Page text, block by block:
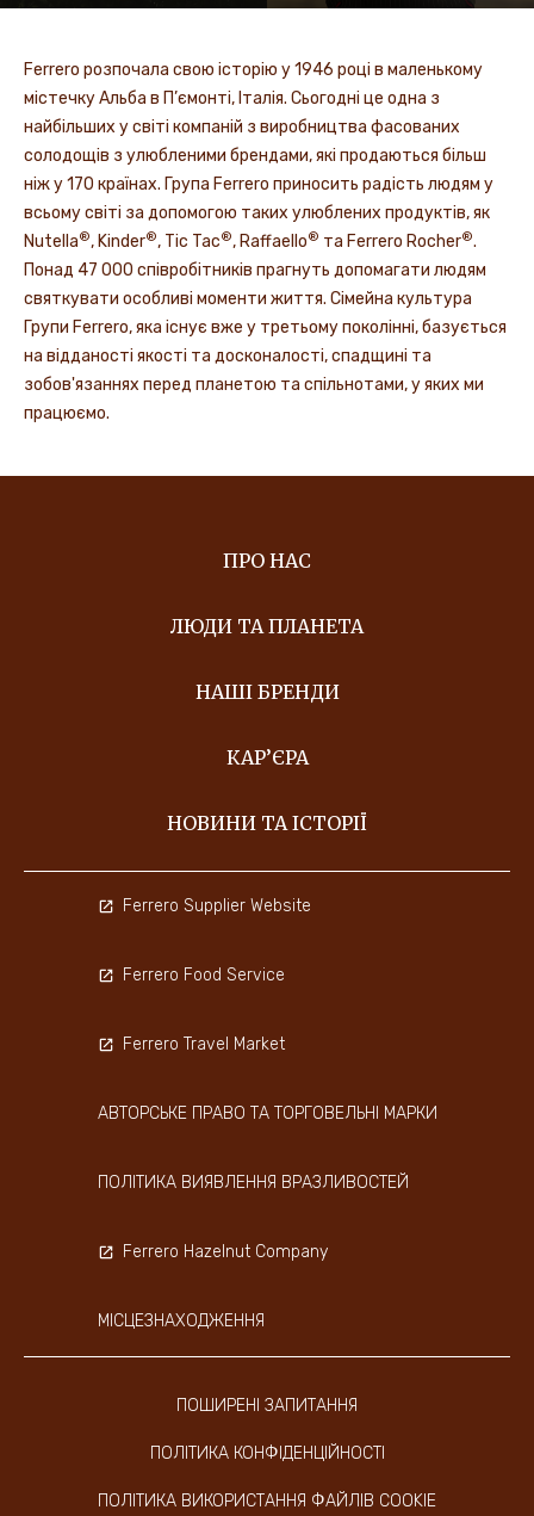
Ferrero розпочала свою історію у 1946 році в маленькому
містечку Альба в П’ємонті, Італія. Сьогодні це одна з
найбільших у світі компаній з виробництва фасованих
солодощів з улюбленими брендами, які продаються більш
ніж у 170 країнах. Група Ferrero приносить радість людям у
всьому світі за допомогою таких улюблених продуктів, як
Nutella®, Kinder®, Tic Tac®, Raffaello® та Ferrero Rocher®.
Понад 47 000 співробітників прагнуть допомагати людям
святкувати особливі моменти життя. Сімейна культура
Групи Ferrero, яка існує вже у третьому поколінні, базується
на відданості якості та досконалості, спадщині та
зобов'язаннях перед планетою та спільнотами, у яких ми
працюємо.
ПРО НАС
ЛЮДИ ТА ПЛАНЕТА
НАШІ БРЕНДИ
КАР’ЄРА
НОВИНИ ТА ІСТОРІЇ
ПОШИРЕНІ ЗАПИТАННЯ
ПОЛІТИКА КОНФІДЕНЦІЙНОСТІ
ПОЛІТИКА ВИКОРИСТАННЯ ФАЙЛІВ COOKIE
Ferrero Supplier Website
Ferrero Food Service
Ferrero Travel Market
АВТОРСЬКЕ ПРАВО ТА ТОРГОВЕЛЬНІ МАРКИ
ПОЛІТИКА ВИЯВЛЕННЯ ВРАЗЛИВОСТЕЙ
Ferrero Hazelnut Company
МІСЦЕЗНАХОДЖЕННЯ